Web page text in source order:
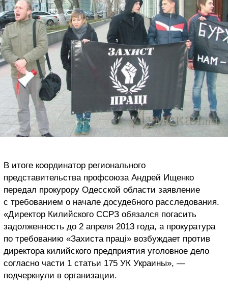
В итоге координатор регионального
представительства профсоюза Андрей Ищенко
передал прокурору Одесской области заявление
с требованием о начале досудебного расследования.
«Директор Килийского ССРЗ обязался погасить
задолженность до 2 апреля 2013 года, а прокуратура
по требованию «Захиста праці» возбуждает против
директора килийского предприятия уголовное дело
согласно части 1 статьи 175 УК Украины», —
подчеркнули в организации.